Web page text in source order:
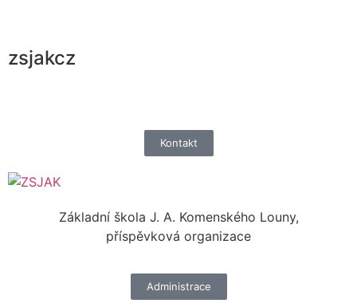
zsjakcz
Kontakt
Základní škola J. A. Komenského Louny,
příspěvková organizace
Administrace